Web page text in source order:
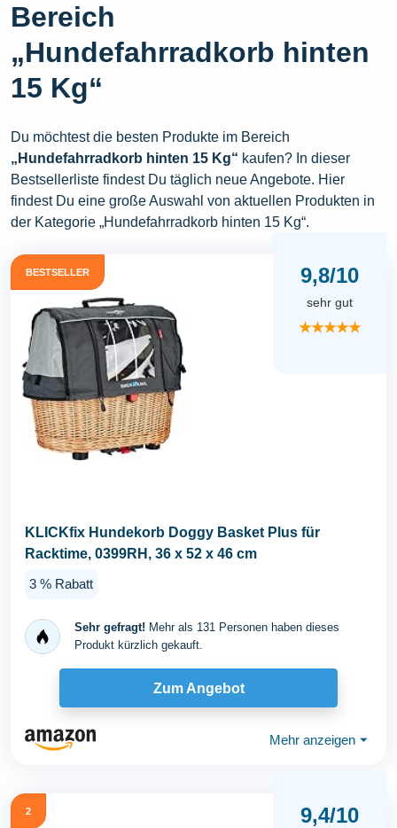
Bereich
„Hundefahrradkorb hinten
15 Kg“
Du möchtest die besten Produkte im Bereich
„Hundefahrradkorb hinten 15 Kg“ kaufen? In dieser
Bestsellerliste findest Du täglich neue Angebote. Hier
findest Du eine große Auswahl von aktuellen Produkten in
der Kategorie „Hundefahrradkorb hinten 15 Kg“.
BESTSELLER 9,8/10
sehr gut
★★★★★
KLICKfix Hundekorb Doggy Basket Plus für
Racktime, 0399RH, 36 x 52 x 46 cm
3 % Rabatt
Sehr gefragt! Mehr als 131 Personen haben dieses
Produkt kürzlich gekauft.
Zum Angebot
Mehr anzeigen ⏷
2 9,4/10